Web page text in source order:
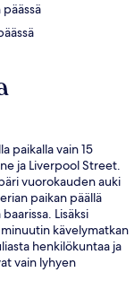
paikalla vain 15
ja Liverpool Street.
vuorokauden auki
paikan päällä
Lisäksi
kävelymatkan
henkilökuntaa ja
vain lyhyen
sijaitsee vain